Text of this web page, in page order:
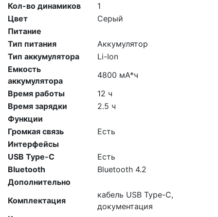
Кол-во динамиков
1
Цвет
Серый
Питание
Тип питания
Аккумулятор
Тип аккумулятора
Li-Ion
Емкость
аккумулятора
4800 мА*ч
Время работы
12 ч
Время зарядки
2.5 ч
Функции
Громкая связь
Есть
Интерфейсы
USB Type-C
Есть
Bluetooth
Bluetooth 4.2
Дополнительно
Комплектация
кабель USB Type-C,
документация